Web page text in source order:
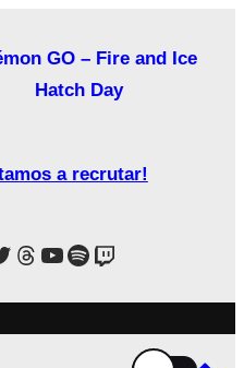
GO – Fire and Ice
Hatch Day
a recrutar!
Estamos no Threads!
YouTube
Spotify
Twitch